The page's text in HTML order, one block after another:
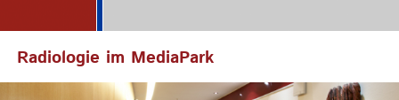
Radiologie im MediaPark